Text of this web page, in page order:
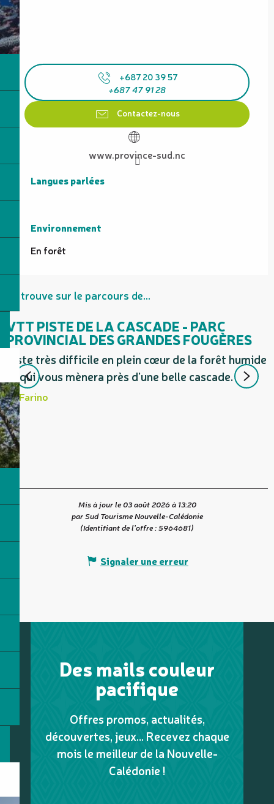
+687 20 39 57
+687 47 91 28
Contactez-nous
www.province-sud.nc
Langues parlées
Langues parlées
Environnement
Environnement
En forêt
Se trouve sur le parcours de...
VTT PISTE DE LA CASCADE - PARC
PROVINCIAL DES GRANDES FOUGÈRES
Piste très difficile en plein cœur de la forêt humide
et qui vous mènera près d’une belle cascade.
Farino
Mis à jour le 03 août 2026 à 13:20
par Sud Tourisme Nouvelle-Calédonie
(Identifiant de l'offre :5964681)
Signaler une erreur
Des mails couleur
pacifique
Offres promos, actualités,
découvertes, jeux... Recevez chaque
mois le meilleur de la Nouvelle-
Calédonie !